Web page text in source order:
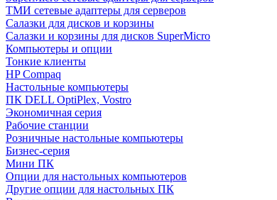
ТМИ сетевые адаптеры для серверов
Салазки для дисков и корзины
Салазки и корзины для дисков SuperMicro
Компьютеры и опции
Тонкие клиенты
HP Compaq
Настольные компьютеры
ПК DELL OptiPlex, Vostro
Экономичная серия
Рабочие станции
Розничные настольные компьютеры
Бизнес-серия
Мини ПК
Опции для настольных компьютеров
Другие опции для настольных ПК